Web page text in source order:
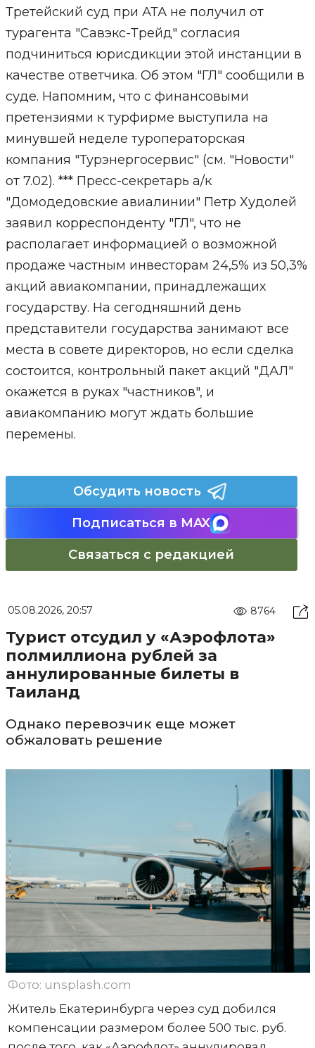
Третейский суд при АТА не получил от
турагента "Савэкс-Трейд" согласия
подчиниться юрисдикции этой инстанции в
качестве ответчика. Об этом "ГЛ" сообщили в
суде. Напомним, что с финансовыми
претензиями к турфирме выступила на
минувшей неделе туроператорская
компания "Турэнергосервис" (см. "Новости"
от 7.02). *** Пресс-секретарь а/к
"Домодедовские авиалинии" Петр Худолей
заявил корреспонденту "ГЛ", что не
располагает информацией о возможной
продаже частным инвесторам 24,5% из 50,3%
акций авиакомпании, принадлежащих
государству. На сегодняшний день
представители государства занимают все
места в совете директоров, но если сделка
состоится, контрольный пакет акций "ДАЛ"
окажется в руках "частников", и
авиакомпанию могут ждать большие
перемены.
Обсудить новость
Подписаться в MAX
Связаться с редакцией
05.08.2026, 20:57 8764
Турист отсудил у «Аэрофлота»
полмиллиона рублей за
аннулированные билеты в
Таиланд
Однако перевозчик еще может
обжаловать решение
Фото: unsplash.com
Житель Екатеринбурга через суд добился
компенсации размером более 500 тыс. руб.